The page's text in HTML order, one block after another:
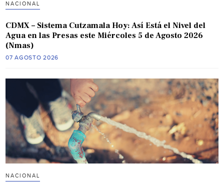
NACIONAL
CDMX – Sistema Cutzamala Hoy: Así Está el Nivel del
Agua en las Presas este Miércoles 5 de Agosto 2026
(Nmas)
07 AGOSTO 2026
NACIONAL